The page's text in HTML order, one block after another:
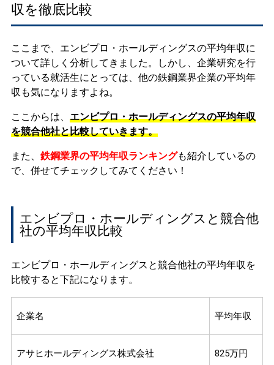
収を徹底比較
ここまで、エンビプロ・ホールディングスの平均年収に
ついて詳しく分析してきました。しかし、企業研究を行
っている就活生にとっては、他の鉄鋼業界企業の平均年
収も気になりますよね。
ここからは、 エンビプロ・ホールディングスの平均年収
を競合他社と比較していきます。
また、 鉄鋼業界の平均年収ランキングも紹介しているの
で、併せてチェックしてみてください！
エンビプロ・ホールディングスと競合他
社の平均年収比較
エンビプロ・ホールディングスと競合他社の平均年収を
比較すると下記になります。
企業名 平均年収
アサヒホールディングス株式会社 825万円